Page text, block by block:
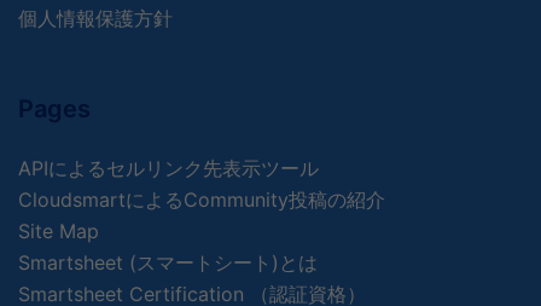
個人情報保護方針
Pages
APIによるセルリンク先表示ツール
CloudsmartによるCommunity投稿の紹介
Site Map
Smartsheet (スマートシート)とは
Smartsheet Certification （認証資格）